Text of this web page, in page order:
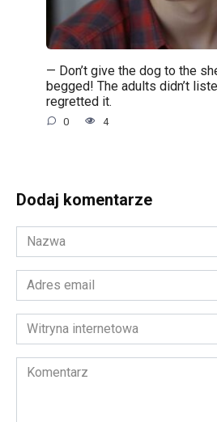
— Don’t give the dog to the
begged! The adults didn’t
regretted it.
0 4
Dodaj komentarze
Nazwa
*
Adres
email
*Witryna
internetowa
Komentarz